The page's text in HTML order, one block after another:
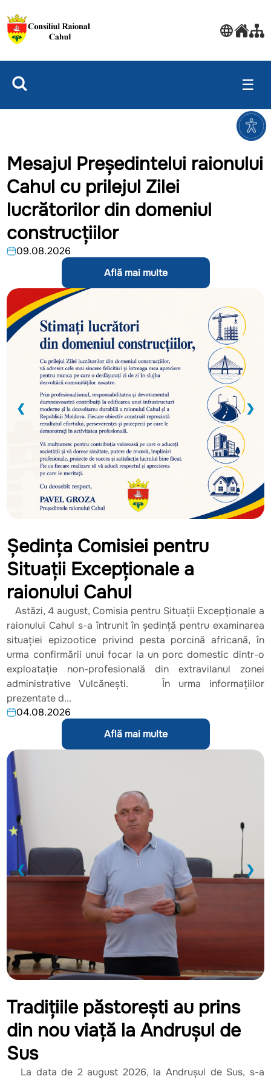
☰
Mesajul Președintelui raionului
Cahul cu prilejul Zilei
lucrătorilor din domeniul
construcțiilor
09.08.2026
Află mai multe
❮ ❯
Ședința Comisiei pentru
Situații Excepționale a
raionului Cahul
Astăzi, 4 august, Comisia pentru Situații Excepționale a
raionului Cahul s-a întrunit în ședință pentru examinarea
situației epizootice privind pesta porcină africană, în
urma confirmării unui focar la un porc domestic dintr-o
exploatație non-profesională din extravilanul zonei
administrative Vulcănești. În urma informațiilor
prezentate d...
04.08.2026
Află mai multe
❮ ❯
Tradițiile păstorești au prins
din nou viață la Andrușul de
Sus
La data de 2 august 2026, la Andrușul de Sus, s-a